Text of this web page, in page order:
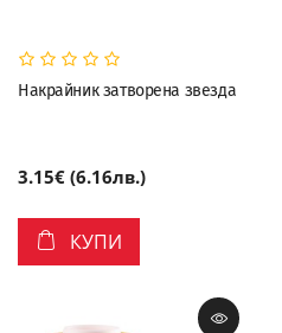
Накрайник затворена звезда
3.15€ (6.16лв.)
КУПИ